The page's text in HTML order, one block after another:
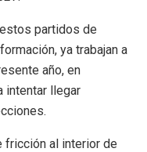
partidos de
ya trabajan a
año, en
intentar llegar
fricción al interior de